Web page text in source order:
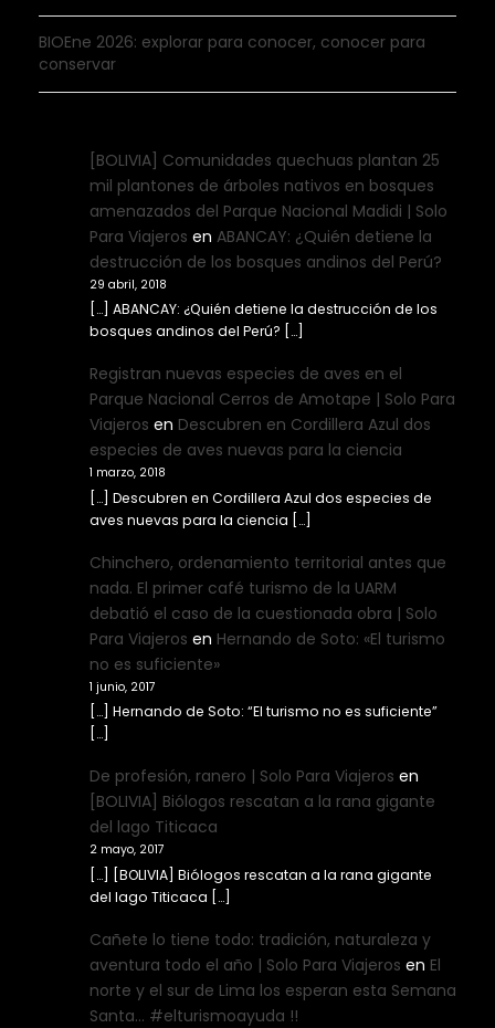
BIOEne 2026: explorar para conocer, conocer para
conservar
[BOLIVIA] Comunidades quechuas plantan 25
mil plantones de árboles nativos en bosques
amenazados del Parque Nacional Madidi | Solo
Para Viajeros en ABANCAY: ¿Quién detiene la
destrucción de los bosques andinos del Perú?
29 abril, 2018
[…] ABANCAY: ¿Quién detiene la destrucción de los
bosques andinos del Perú? […]
Registran nuevas especies de aves en el
Parque Nacional Cerros de Amotape | Solo Para
Viajeros en Descubren en Cordillera Azul dos
especies de aves nuevas para la ciencia
1 marzo, 2018
[…] Descubren en Cordillera Azul dos especies de
aves nuevas para la ciencia […]
Chinchero, ordenamiento territorial antes que
nada. El primer café turismo de la UARM
debatió el caso de la cuestionada obra | Solo
Para Viajeros en Hernando de Soto: «El turismo
no es suficiente»
1 junio, 2017
[…] Hernando de Soto: “El turismo no es suficiente”
[…]
De profesión, ranero | Solo Para Viajeros en
[BOLIVIA] Biólogos rescatan a la rana gigante
del lago Titicaca
2 mayo, 2017
[…] [BOLIVIA] Biólogos rescatan a la rana gigante
del lago Titicaca […]
Cañete lo tiene todo: tradición, naturaleza y
aventura todo el año | Solo Para Viajeros en El
norte y el sur de Lima los esperan esta Semana
Santa… #elturismoayuda !!